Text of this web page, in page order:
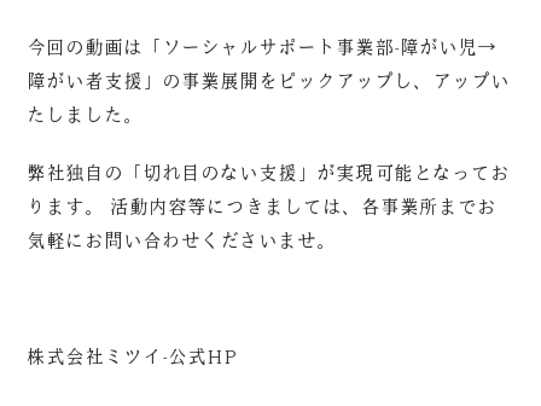
今回の動画は「ソーシャルサポート事業部-障がい児→
障がい者支援」の事業展開をピックアップし、アップい
たしました。
弊社独自の「切れ目のない支援」が実現可能となってお
ります。 活動内容等につきましては、各事業所までお
気軽にお問い合わせくださいませ。
株式会社ミツイ-公式HP